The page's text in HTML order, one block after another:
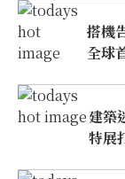
搭機
全球
建築
特展